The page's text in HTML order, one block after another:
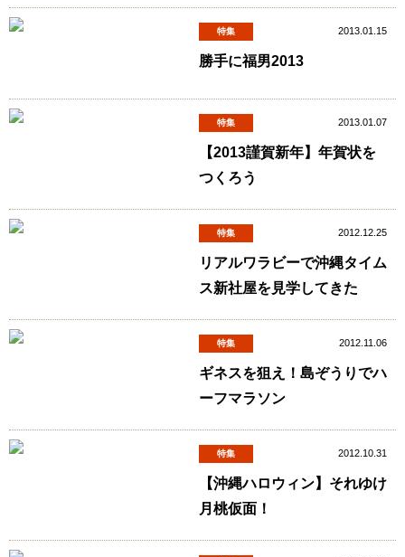
特集 2013.01.15
勝手に福男2013
特集 2013.01.07
【2013謹賀新年】年賀状を
つくろう
特集 2012.12.25
リアルワラビーで沖縄タイム
ス新社屋を見学してきた
特集 2012.11.06
ギネスを狙え！島ぞうりでハ
ーフマラソン
特集 2012.10.31
【沖縄ハロウィン】それゆけ
月桃仮面！